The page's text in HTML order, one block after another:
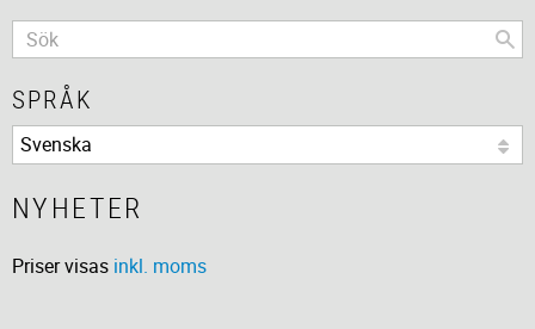
SPRÅK
NYHETER
Priser visas inkl. moms